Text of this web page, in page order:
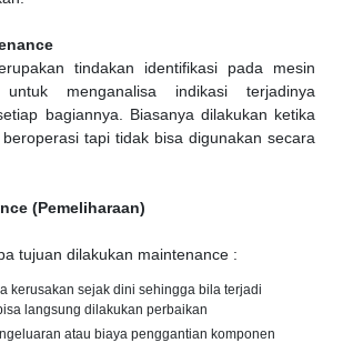
tindakan identifikasi pada mesin
menganalisa indikasi terjadinya
bagiannya. Biasanya dilakukan ketika
tapi tidak bisa digunakan secara
(Pemeliharaan)
tujuan dilakukan maintenance :
kerusakan sejak dini sehingga bila terjadi
langsung dilakukan perbaikan
atau biaya penggantian komponen